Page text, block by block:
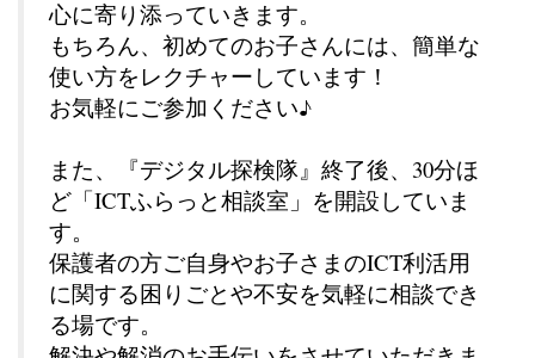
心に寄り添っていきます。
もちろん、初めてのお子さんには、簡単な
使い方をレクチャーしています！
お気軽にご参加ください♪
また、『デジタル探検隊』終了後、30分ほ
ど「ICTふらっと相談室」を開設していま
す。
保護者の方ご自身やお子さまのICT利活用
に関する困りごとや不安を気軽に相談でき
る場です。